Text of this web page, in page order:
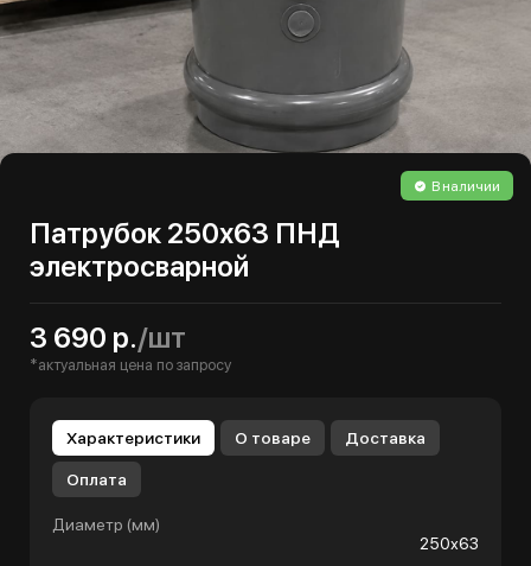
В наличии
Патрубок 250х63 ПНД
электросварной
3 690 р./шт
*актуальная цена по запросу
Характеристики О товаре Доставка
Оплата
Диаметр (мм)
250х63